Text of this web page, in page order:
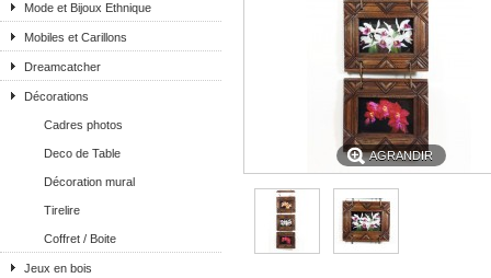
Mode et Bijoux Ethnique
Mobiles et Carillons
Dreamcatcher
Décorations
Cadres photos
Deco de Table
Décoration mural
Tirelire
Coffret / Boite
Jeux en bois
AGRANDIR